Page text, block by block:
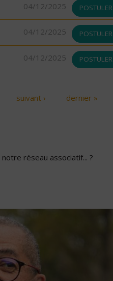
04/12/2025 POSTULER
04/12/2025 POSTULER
04/12/2025 POSTULER
suivant › dernier »
réseau associatif... ?